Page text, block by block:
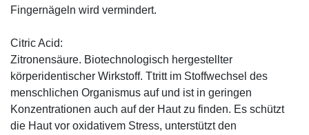
Fingernägeln wird vermindert.
Citric Acid:
Zitronensäure. Biotechnologisch hergestellter
körperidentischer Wirkstoff. Ttritt im Stoffwechsel des
menschlichen Organismus auf und ist in geringen
Konzentrationen auch auf der Haut zu finden. Es schützt
die Haut vor oxidativem Stress, unterstützt den